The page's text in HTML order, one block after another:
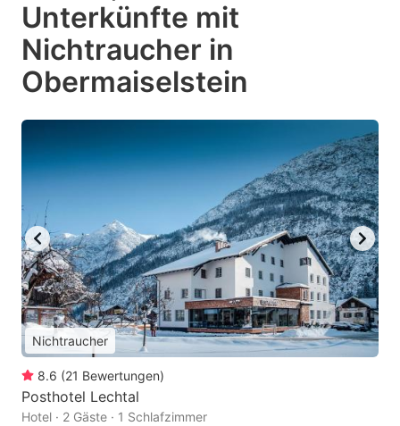
Unterkünfte mit
Nichtraucher in
Obermaiselstein
Nichtraucher
8.6 (21 Bewertungen)
Posthotel Lechtal
Hotel · 2 Gäste · 1 Schlafzimmer